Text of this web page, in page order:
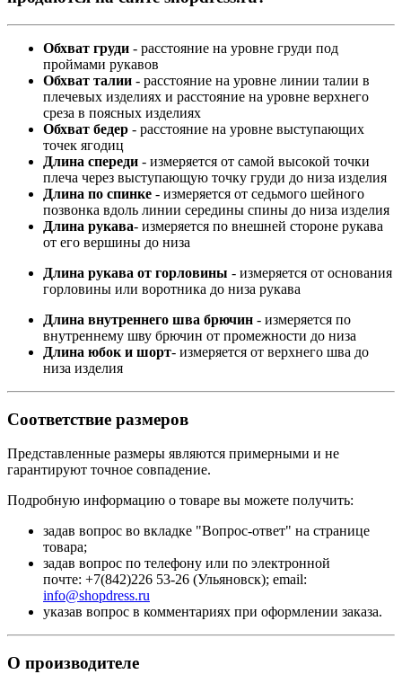
Обхват груди - расстояние на уровне груди под
проймами рукавов
Обхват талии - расстояние на уровне линии талии в
плечевых изделиях и расстояние на уровне верхнего
среза в поясных изделиях
Обхват бедер - расстояние на уровне выступающих
точек ягодиц
Длина спереди - измеряется от самой высокой точки
плеча через выступающую точку груди до низа изделия
Длина по спинке - измеряется от седьмого шейного
позвонка вдоль линии середины спины до низа изделия
Длина рукава- измеряется по внешней стороне рукава
от его вершины до низа
Длина рукава от горловины - измеряется от основания
горловины или воротника до низа рукава
Длина внутреннего шва брючин - измеряется по
внутреннему шву брючин от промежности до низа
Длина юбок и шорт- измеряется от верхнего шва до
низа изделия
Соответствие размеров
Представленные размеры являются примерными и не
гарантируют точное совпадение.
Подробную информацию о товаре вы можете получить:
задав вопрос во вкладке "Вопрос-ответ" на странице
товара;
задав вопрос по телефону или по электронной
почте: +7(842)226 53-26 (Ульяновск); email:
info@shopdress.ru
указав вопрос в комментариях при оформлении заказа.
О производителе